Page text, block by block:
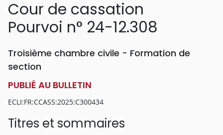
Cour de cassation
Pourvoi n° 24-12.308
Troisième chambre civile - Formation de
section
PUBLIÉ AU BULLETIN
ECLI:FR:CCASS:2025:C300434
Titres et sommaires